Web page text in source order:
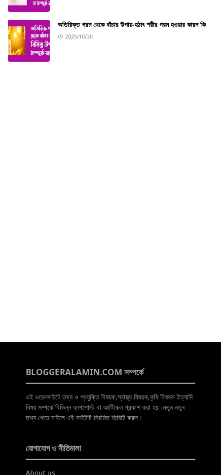
অতিরিক্ত গরম থেকে বাঁচার উপায়-হঠাৎ শরীর গরম হওয়ার কারন কি
2025/10/30
BLOGGERALAMIN.COM সম্পর্কে
এই ওয়েবসাইটে তথ্য ও প্রযুক্তি বিষয়ক,স্বাস্থ্য বিষয়ক,কৃষি বিষয়ক ইত্যাদি
বিষয় সম্পর্কে বিভিন্ন ব্লগপোস্ট বা আর্টিকেল প্রকাশ করা হয়।নতুন নতুন
তথ্য পেতে চাইলে এই সাইটটি নিয়মিত ভিজিট করুন।
যোগাযোগ ও নীতিমালা
About us